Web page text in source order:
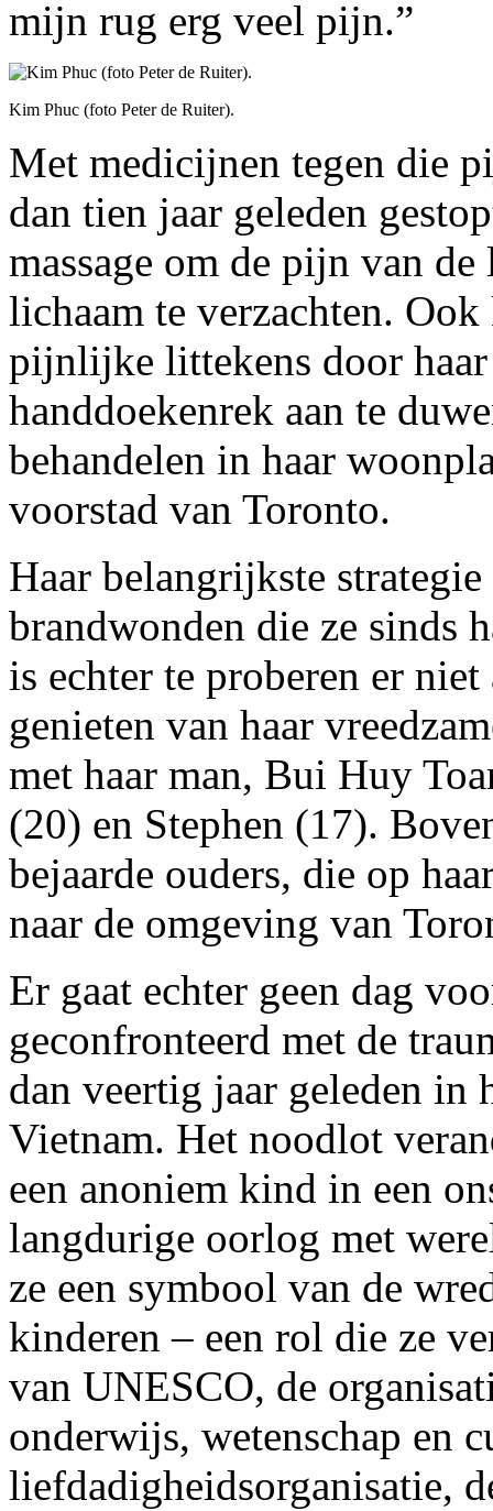
mijn rug erg veel pijn.”
Kim Phuc (foto Peter de Ruiter).
Met medicijnen tegen die
dan tien jaar geleden
massage om de pijn van
lichaam te verzachten.
pijnlijke littekens door
handdoekenrek aan te
behandelen in haar
voorstad van Toronto.
Haar belangrijkste
brandwonden die ze sinds
is echter te proberen er
genieten van haar
met haar man, Bui Huy
(20) en Stephen (17).
bejaarde ouders, die op
naar de omgeving van
Er gaat echter geen dag
geconfronteerd met de
dan veertig jaar geleden in
Vietnam. Het noodlot
een anoniem kind in een
langdurige oorlog met
ze een symbool van de
kinderen – een rol die ze
van UNESCO, de
onderwijs, wetenschap en
liefdadigheidsorganisatie,